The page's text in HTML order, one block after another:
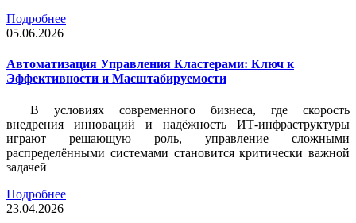
Подробнее
05.06.2026
Автоматизация Управления Кластерами: Ключ к
Эффективности и Масштабируемости
В условиях современного бизнеса, где скорость
внедрения инноваций и надёжность ИТ-инфраструктуры
играют решающую роль, управление сложными
распределёнными системами становится критически важной
задачей
Подробнее
23.04.2026